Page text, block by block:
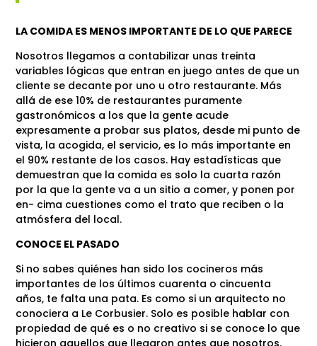
LA COMIDA ES MENOS IMPORTANTE DE LO QUE PARECE
Nosotros llegamos a contabilizar unas treinta
variables lógicas que entran en juego antes de que un
cliente se decante por uno u otro restaurante. Más
allá de ese 10% de restaurantes puramente
gastronómicos a los que la gente acude
expresamente a probar sus platos, desde mi punto de
vista, la acogida, el servicio, es lo más importante en
el 90% restante de los casos. Hay estadísticas que
demuestran que la comida es solo la cuarta razón
por la que la gente va a un sitio a comer, y ponen por
en- cima cuestiones como el trato que reciben o la
atmósfera del local.
CONOCE EL PASADO
Si no sabes quiénes han sido los cocineros más
importantes de los últimos cuarenta o cincuenta
años, te falta una pata. Es como si un arquitecto no
conociera a Le Corbusier. Solo es posible hablar con
propiedad de qué es o no creativo si se conoce lo que